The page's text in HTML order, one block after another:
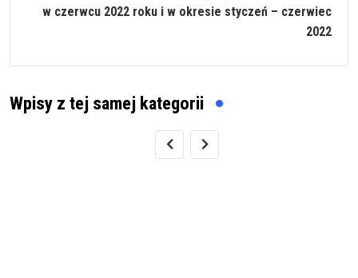
w czerwcu 2022 roku i w okresie styczeń – czerwiec
2022
Wpisy z tej samej kategorii